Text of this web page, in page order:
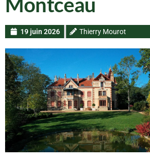
19 juin 2026 Thierry Mourot